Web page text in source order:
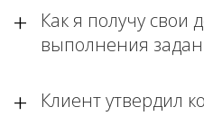
Как я получу свои
выполнения
Клиент утвердил